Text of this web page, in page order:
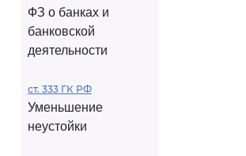
ФЗ о банках и
банковской
деятельности
ст. 333 ГК РФ
Уменьшение
неустойки